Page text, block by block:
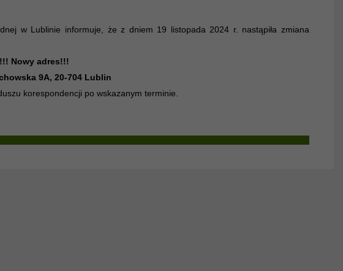
w Lublinie informuje, że z dniem 19 listopada 2024 r. nastąpiła zmiana
!!! Nowy adres!!!
9A, 20-704 Lublin
korespondencji po wskazanym terminie.